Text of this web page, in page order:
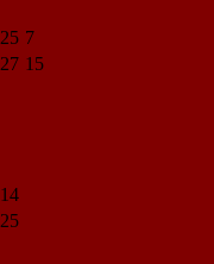
25 7
27 15
14
25